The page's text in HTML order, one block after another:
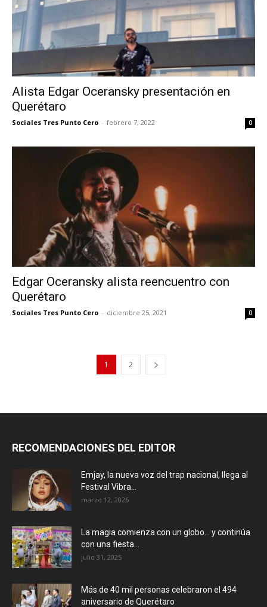
Alista Edgar Oceransky presentación en
Querétaro
Sociales Tres Punto Cero - febrero 7, 2022 0
Edgar Oceransky alista reencuentro con
Querétaro
Sociales Tres Punto Cero - diciembre 25, 2021 0
1 2
RECOMENDACIONES DEL EDITOR
Emjay, la nueva voz del trap nacional, llega al
Festival Vibra...
marzo 12, 2026
La magia comienza con un globo… y continúa
con una fiesta...
julio 31, 2025
Más de 40 mil personas celebraron el 494
aniversario de Querétaro